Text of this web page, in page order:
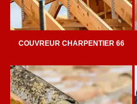
COUVREUR CHARPENTIER 66